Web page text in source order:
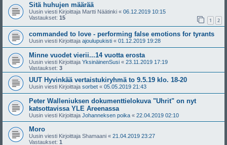
Sitä huhujen määrää
Uusin viesti Kirjoittaja Martti Näätinki « 06.12.2019 10:15
Vastaukset: 15 1 2
commanded to love - performing false emotions for tyrants
Uusin viesti Kirjoittaja ajoulupukisti « 01.12.2019 19:28
Minne vuodet vierii...14 vuotta erosta
Uusin viesti Kirjoittaja YksinäinenSusi « 23.11.2019 17:19
Vastaukset: 3
UUT Hyvinkää vertaistukiryhmä to 9.5.19 klo. 18-20
Uusin viesti Kirjoittaja sorbet « 05.05.2019 21:43
Peter Walleniuksen dokumenttielokuva "Uhrit" on nyt
katsottavissa YLE Areenassa
Uusin viesti Kirjoittaja Johanneksen poika « 22.04.2019 02:10
Moro
Uusin viesti Kirjoittaja Shamaani « 21.04.2019 23:27
Vastaukset: 1